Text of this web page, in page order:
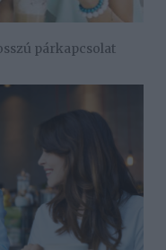
párkapcsolat